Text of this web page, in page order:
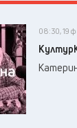
08:30, 19